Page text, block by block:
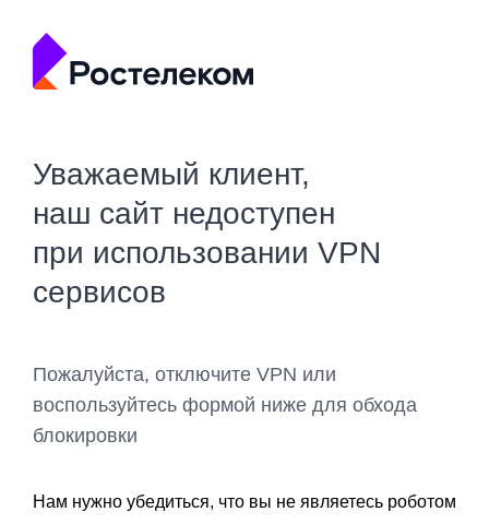
Уважаемый клиент,
наш сайт недоступен
при использовании VPN
сервисов
Пожалуйста, отключите VPN или
воспользуйтесь формой ниже для обхода
блокировки
Нам нужно убедиться, что вы не являетесь роботом